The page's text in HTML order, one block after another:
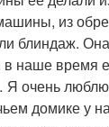
из
блиндаж.
наше время
очень люблю
домике у